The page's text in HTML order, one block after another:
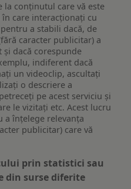
conținutul care vă este
care interacționați cu
a stabili dacă, de
caracter publicitar) a
dacă corespunde
indiferent dacă
un videoclip, ascultați
o descriere a
pe acest serviciu și
le vizitați etc. Acest lucru
a înțelege relevanța
publicitar) care vă
prin statistici sau
din surse diferite